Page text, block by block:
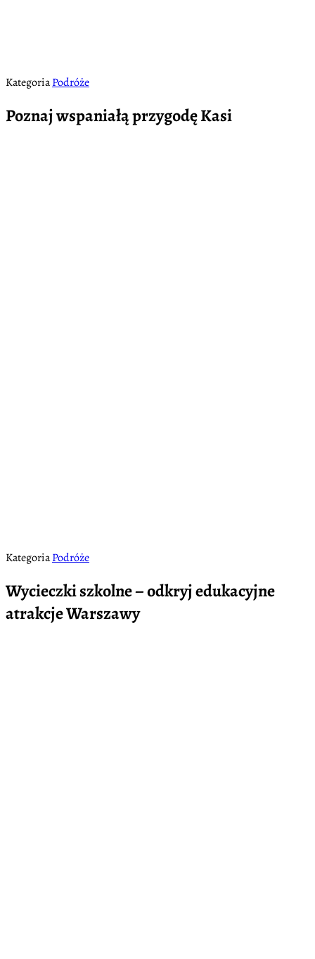
KategoriaPodróże
Poznaj wspaniałą przygodę Kasi
KategoriaPodróże
Wycieczki szkolne – odkryj edukacyjne
atrakcje Warszawy